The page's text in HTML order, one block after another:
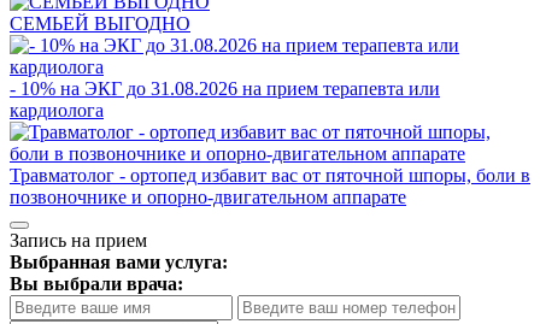
СЕМЬЕЙ ВЫГОДНО
- 10% на ЭКГ до 31.08.2026 на прием терапевта или
кардиолога
Травматолог - ортопед избавит вас от пяточной шпоры, боли в
позвоночнике и опорно-двигательном аппарате
Запись на прием
Выбранная вами услуга:
Вы выбрали врача: